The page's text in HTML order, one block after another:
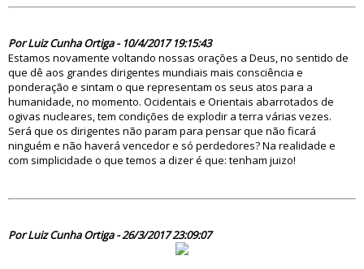
Por Luiz Cunha Ortiga - 10/4/2017 19:15:43
Estamos novamente voltando nossas orações a Deus, no sentido de
que dê aos grandes dirigentes mundiais mais consciência e
ponderação e sintam o que representam os seus atos para a
humanidade, no momento. Ocidentais e Orientais abarrotados de
ogivas nucleares, tem condições de explodir a terra várias vezes.
Será que os dirigentes não param para pensar que não ficará
ninguém e não haverá vencedor e só perdedores? Na realidade e
com simplicidade o que temos a dizer é que: tenham juizo!
Por Luiz Cunha Ortiga - 26/3/2017 23:09:07